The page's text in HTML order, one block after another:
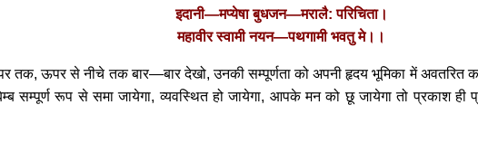
इदानी—मप्येषा बुधजन—मरालै: परिचिता।
महावीर स्वामी नयन—पथगामी भवतु मे।।
तक, ऊपर से नीचे तक बार—बार देखो, उनकी सम्पूर्णता को अपनी हृदय भूमिका में
सम्पूर्ण रूप से समा जायेगा, व्यवस्थित हो जायेगा, आपके मन को छू जायेगा तो प्रकाश ही